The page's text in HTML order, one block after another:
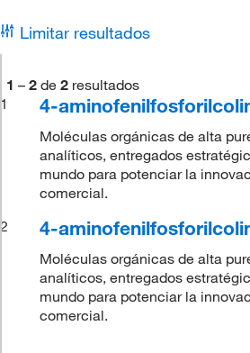
Limitar resultados
1 – 2 de 2 resultados
1
4-
Moléculas orgánicas de alta
analíticos, entregados
mundo para potenciar la
comercial.
2
4-
Moléculas orgánicas de alta
analíticos, entregados
mundo para potenciar la
comercial.